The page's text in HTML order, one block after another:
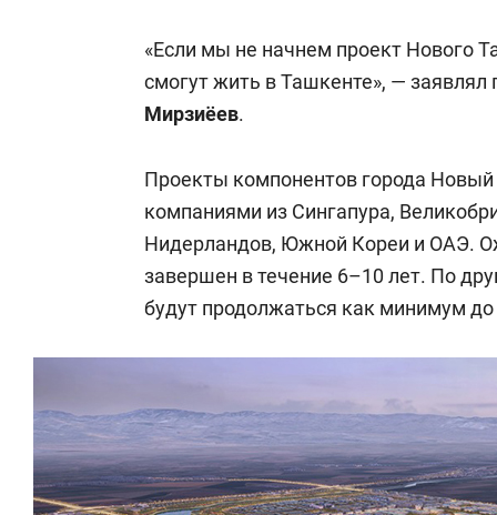
«Если мы не начнем проект Нового
смогут жить в Ташкенте», — заявлял
Мирзиёев.
Проекты компонентов города
компаниями из Сингапура,
Нидерландов, Южной Кореи и ОАЭ.
завершен в течение 6–10 лет. По
будут продолжаться как минимум до